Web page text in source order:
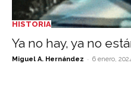
HISTORIA
Ya no hay, ya no
Miguel A. Hernández - 6 enero,